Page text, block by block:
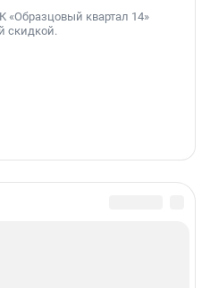
«Образцовый квартал 14»
скидкой.